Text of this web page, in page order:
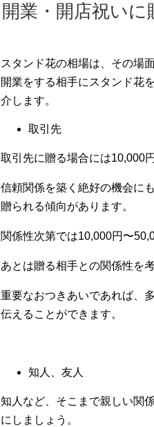
開業・開店祝い
スタンド花の相場は、その場
開業をする相手にスタンド花
介します。
取引先
取引先に贈る場合には10,000
信頼関係を築く絶好の機会に
贈られる傾向があります。
関係性次第では10,000円〜
あとは贈る相手との関係性を
重要なおつきあいであれば、
伝えることができます。
知人、友人
知人など、そこまで親しい関
にしましょう。